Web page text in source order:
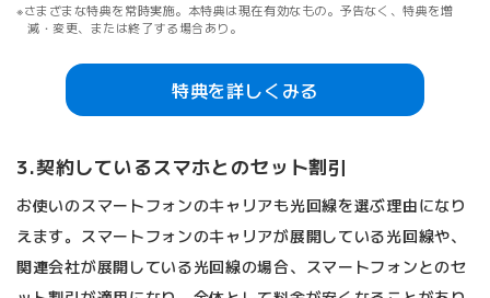
さまざまな特典を常時実施。本特典は現在有効なもの。予告なく、特典を増
減・変更、または終了する場合あり。
特典を詳しくみる
3.契約しているスマホとのセット割引
お使いのスマートフォンのキャリアも光回線を選ぶ理由になり
えます。スマートフォンのキャリアが展開している光回線や、
関連会社が展開している光回線の場合、スマートフォンとのセ